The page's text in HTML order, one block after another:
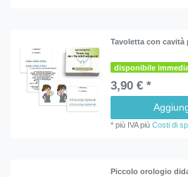
Tavoletta con cavità
disponibile
3,90 € *
*più IVApiùCosti di
Piccolo orologio